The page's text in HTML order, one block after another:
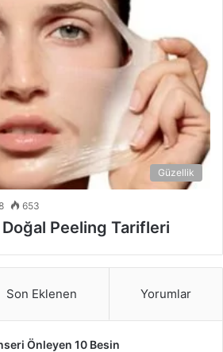
Güzellik
653
Peeling Tarifleri
Son Eklenen Yorumlar
Önleyen 10 Besin